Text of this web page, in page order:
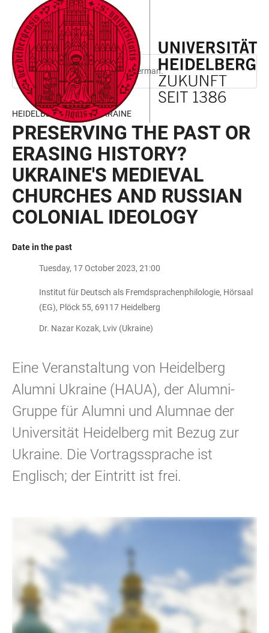
ACCESSIBILITY
LINKS
JUMP
TO
MAIN
CONTENT
OPEN
MAIN
NAVIGATION
OPEN
SEARCH
FORM
This page is only available in German.
HEIDELBERG ALUMNI UKRAINE
PRESERVING THE PAST OR
ERASING HISTORY?
UKRAINE'S MEDIEVAL
CHURCHES AND RUSSIAN
COLONIAL IDEOLOGY
Date in the past
Tuesday, 17 October 2023, 21:00
Institut für Deutsch als Fremdsprachenphilologie, Hörsaal
(EG), Plöck 55, 69117 Heidelberg
Dr. Nazar Kozak, Lviv (Ukraine)
Eine Veranstaltung von Heidelberg
Alumni Ukraine (HAUA), der Alumni-
Gruppe für Alumni und Alumnae der
Universität Heidelberg mit Bezug zur
Ukraine. Die Vortragssprache ist
Englisch; der Eintritt ist frei.